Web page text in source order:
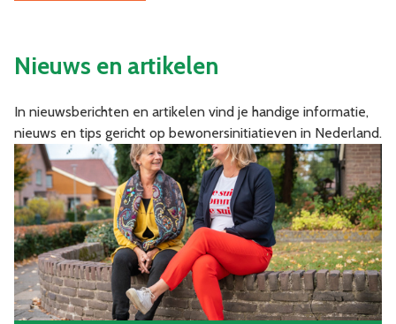
Nieuws en artikelen
In nieuwsberichten en artikelen vind je handige informatie,
nieuws en tips gericht op bewonersinitiatieven in Nederland.